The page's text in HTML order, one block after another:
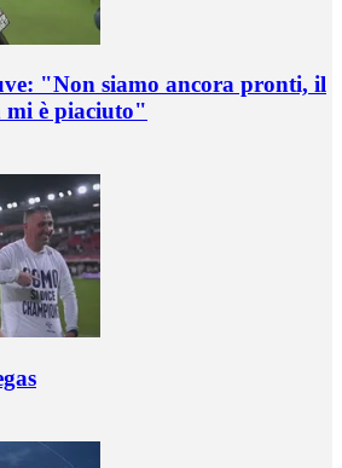
"Non siamo ancora pronti, il
mi è piaciuto"